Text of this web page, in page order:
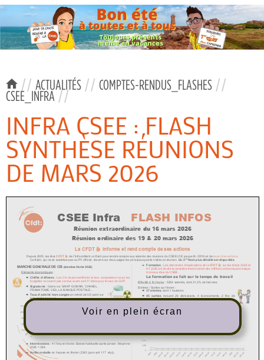
// ACTUALITÉS // COMPTES-RENDUS_FLASHES //
CSEE_INFRA //
INFRA CSEE : FLASH
SYNTHÈSE RÉUNIONS
DE MARS 2026
Voir en plein écran